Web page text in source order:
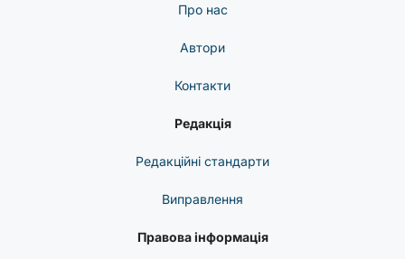
Про нас
Автори
Контакти
Редакція
Редакційні стандарти
Виправлення
Правова інформація